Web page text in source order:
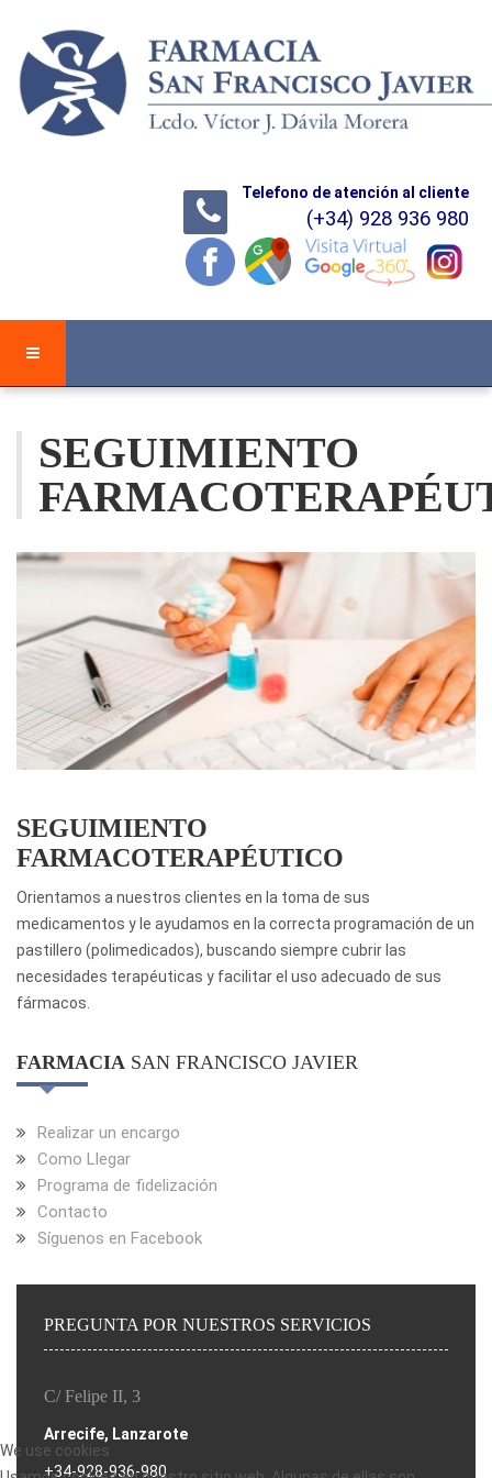
Telefono de atención al cliente
(+34) 928 936 980
SEGUIMIENTO
SEGUIMIENTO
FARMACOTERAPÉUTICO
Orientamos a nuestros clientes en la toma de sus
medicamentos y le ayudamos en la correcta programación de un
pastillero (polimedicados), buscando siempre cubrir las
necesidades terapéuticas y facilitar el uso adecuado de sus
fármacos.
FARMACIA SAN FRANCISCO JAVIER
Realizar un encargo
Como Llegar
Programa de fidelización
Contacto
Síguenos en Facebook
PREGUNTA POR NUESTROS SERVICIOS
C/ Felipe II, 3
Arrecife, Lanzarote
+34-928-936-980
We use cookies